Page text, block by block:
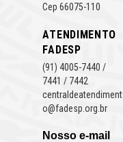
Cep 66075-110
ATENDIMENTO
FADESP
(91) 4005-7440 /
7441 / 7442
centraldeatendiment
o@fadesp.org.br
Nosso e-mail